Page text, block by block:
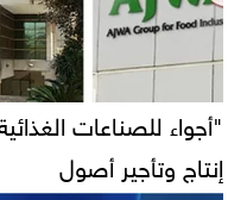
"أجواء للصناعات
إنتاج وتأجير أصول